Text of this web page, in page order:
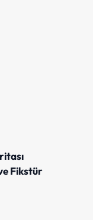
Fikstür